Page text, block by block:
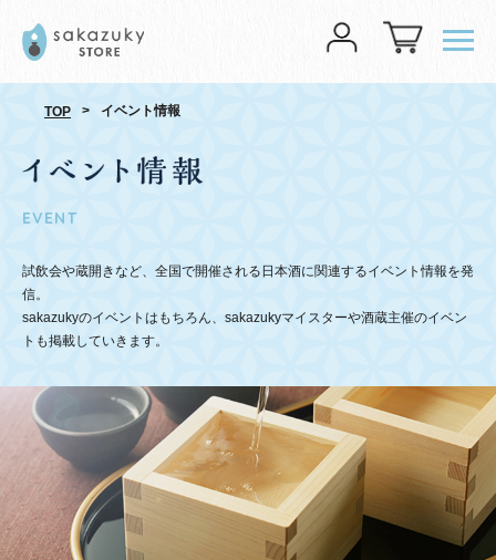
メニ
TOP > イベント情報
EVENT
試飲会や蔵開きなど、全国で開催される日本酒に関連するイベント情報を発
信。
sakazukyのイベントはもちろん、sakazukyマイスターや酒蔵主催のイベン
トも掲載していきます。